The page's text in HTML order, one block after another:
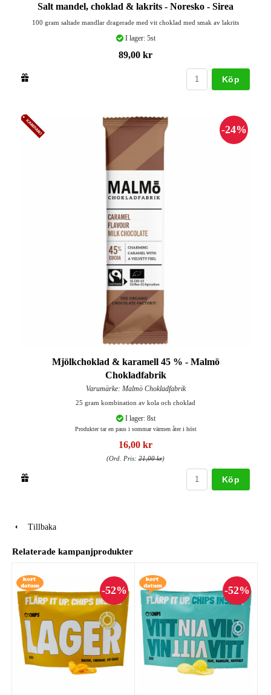
Salt mandel, choklad & lakrits - Noresko - Sirea
100 gram saltade mandlar dragerade med vit choklad med smak av lakrits
I lager: 5st
89,00 kr
Köp
Mjölkchoklad & karamell 45 % - Malmö
Chokladfabrik
Varumärke: Malmö Chokladfabrik
25 gram kombination av kola och choklad
I lager: 8st
Produkter tar en paus i sommar värmen åter i höst
16,00 kr
(Ord. Pris: 21,00 kr)
Köp
Tillbaka
Relaterade kampanjprodukter